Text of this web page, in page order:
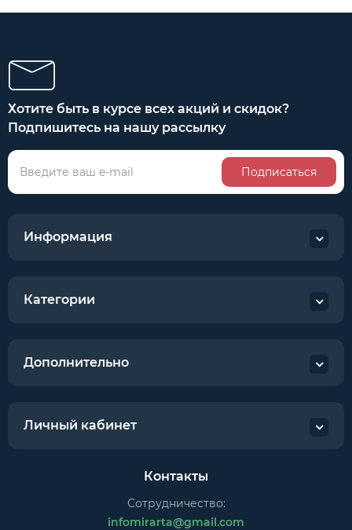
Хотите быть в курсе всех акций и скидок?
Подпишитесь на нашу рассылку
Подписаться
Информация
Категории
Дополнительно
Личный кабинет
Контакты
Сотрудничество:
infomirarta@gmail.com